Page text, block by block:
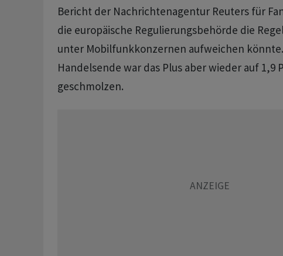
Bericht der Nachrichtenagentur Reuters für
die europäische Regulierungsbehörde die
unter Mobilfunkkonzernen aufweichen
Handelsende war das Plus aber wieder auf 1,9
geschmolzen.